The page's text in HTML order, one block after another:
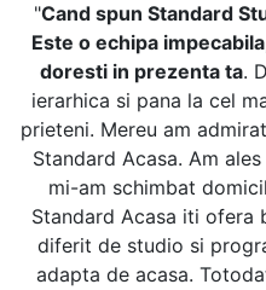
"Cand spun Standard
Este o echipa
doresti in prezenta ta.
ierarhica si pana la cel
prieteni. Mereu am
Standard Acasa. Am
mi-am schimbat
Standard Acasa iti ofera
diferit de studio si
adapta de acasa.